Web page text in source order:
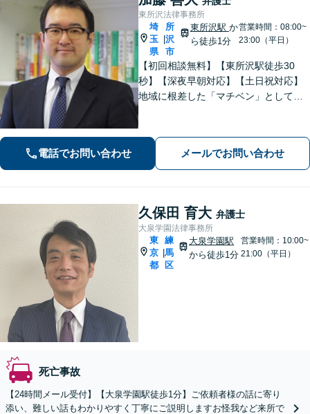
東所沢法律事務所
埼
玉
県
所
沢
市
東所沢駅 か
ら徒歩1分
営業時間：08:00~
23:00（平日）
【初回相談無料】【東所沢駅徒歩30
秒】【深夜早朝対応】【土日祝対応】
地域に根差した「マチベン」として、
も承ります。リーズナブルな料金体系
をご提供しています。
電話でお問い合わせ メールでお問い合わせ
久保田 育大 弁護士
大泉学園法律事務所
東
京
都
|
練
馬
区
大泉学園駅
から徒歩1分
営業時間：10:00~
21:00（平日）
死亡事故
【24時間メール受付】【大泉学園駅徒歩1分】ご依頼者様の話に寄り
添い、難しい話もわかりやすく丁寧にご説明しますお怪我など来所で